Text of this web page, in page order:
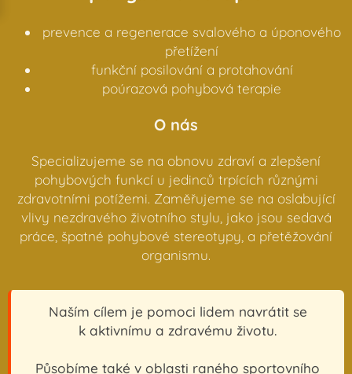
prevence a regenerace svalového a úponového
přetížení
funkční posilování a protahování
poúrazová pohybová terapie
O nás
Specializujeme se na obnovu zdraví a zlepšení
pohybových funkcí u jedinců trpících různými
zdravotními potížemi. Zaměřujeme se na oslabující
vlivy nezdravého životního stylu, jako jsou sedavá
práce, špatné pohybové stereotypy, a přetěžování
organismu.
Naším cílem je pomoci lidem navrátit se
k aktivnímu a zdravému životu.
Působíme také v oblasti raného sportovního